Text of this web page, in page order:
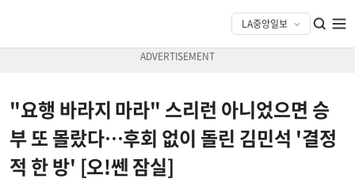
"요행 바라지 마라" 스리런 아니었으면 승
부 또 몰랐다…후회 없이 돌린 김민석 '결정
적 한 방' [오!쎈 잠실]